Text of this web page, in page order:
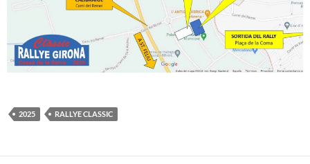
2025 RALLYE CLASSIC